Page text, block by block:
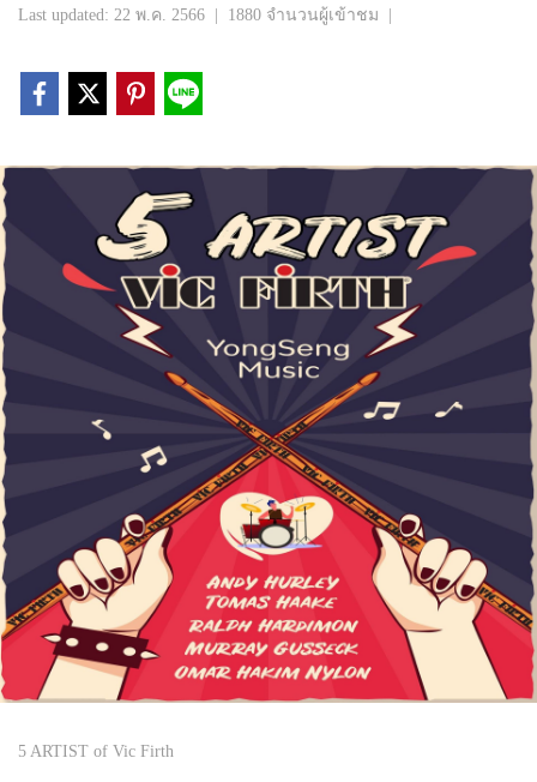
Last updated: 22 พ.ค. 2566 1880 จำนวนผู้เข้าชม
5 ARTIST of Vic Firth